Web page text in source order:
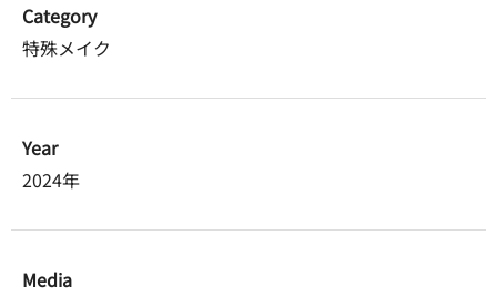
Category
特殊メイク
Year
2024年
Media